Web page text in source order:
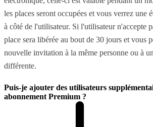
les places seront occupées et vous verrez une
à côté de l'utilisateur. Si l'utilisateur n'accepte
place sera libérée au bout de 30 jours et vous
nouvelle invitation à la même personne ou à
différente.
Puis-je ajouter des utilisateurs
abonnement Premium ?